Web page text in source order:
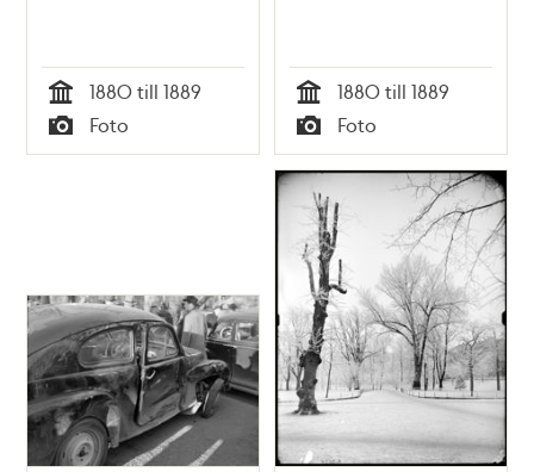
Tid
1880 till 1889
Typ
Foto Tid
1880 till 1889
Typ
Foto